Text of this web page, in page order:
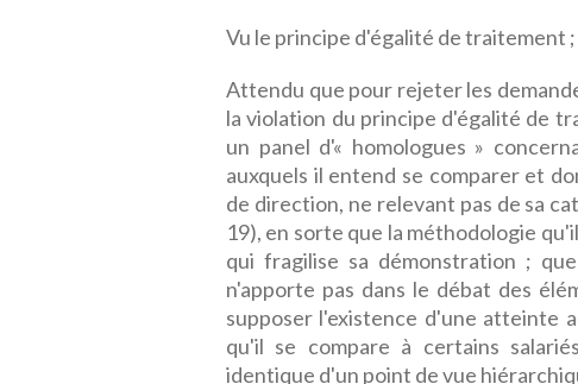
Vu le principe d'égalité de traitement ;
Attendu que pour rejeter les
la violation du principe d'égalité de
un panel d'« homologues »
auxquels il entend se comparer et
de direction, ne relevant pas de sa
19), en sorte que la méthodologie
qui fragilise sa démonstration ;
n'apporte pas dans le débat des
supposer l'existence d'une atteinte
qu'il se compare à certains
identique d'un point de vue